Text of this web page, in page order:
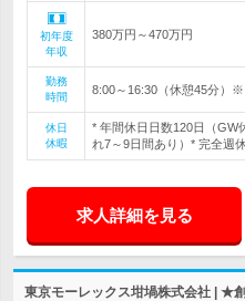
初年度
年収
380万円～470万円
勤務
時間
8:00～16:30（休憩45分）※
休日
休暇
* 年間休日日数120日（GW
れ7～9日間あり）* 完全週
求人詳細を見る
東京モーレックス坩堝株式会社 | ★